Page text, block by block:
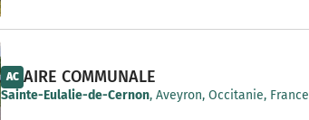
AC AIRE COMMUNALE
Sainte-Eulalie-de-Cernon, Aveyron, Occitanie, France